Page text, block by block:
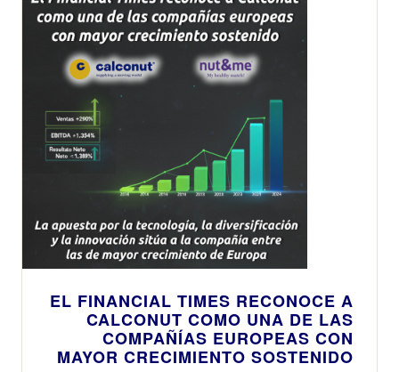
EL FINANCIAL TIMES RECONOCE A
CALCONUT COMO UNA DE LAS
COMPAÑÍAS EUROPEAS CON
MAYOR CRECIMIENTO SOSTENIDO